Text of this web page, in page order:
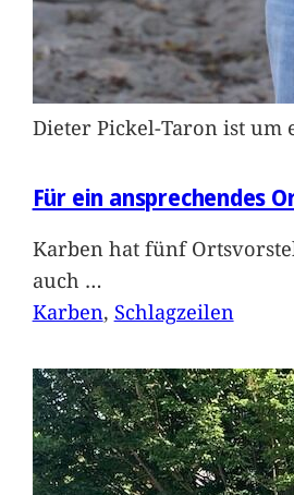
Dieter Pickel-Taron ist um
Für ein ansprechendes
Karben hat fünf
auch …
Karben, Schlagzeilen